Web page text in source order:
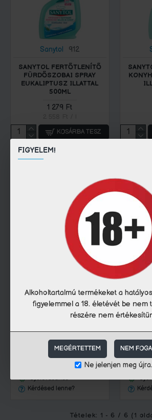
FIGYELEM!
Alkoholtartalmú termékeket a
figyelemmel a 18. életévét be nem
részére nem
MEGÉRTETTEM NEM
Ne jelenjen meg újra.
Sanytol 912
SANYTOL FERTŐTLENÍTŐ
FÜRDŐSZOBAI SPRAY
EUKALIPTUSZ ILLATTAL
500ML
1 279 Ft
KOSÁRBA TESZ
Gyorsvásárlás
Sanytol 916
SANYTOL FERTŐTLENÍTŐ
TISZTÍTÓ KENDŐ 120DB
1 779 Ft
15 Ft / db
Gyorsvásárlás
Kérdésed lenne?
Tételek: 1 - 6 / 6 (1